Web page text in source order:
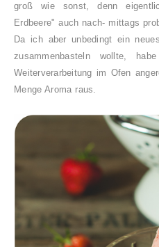
groß wie sonst, denn
Erdbeere" auch nach- mittags
Da ich aber unbedingt ein
zusammenbasteln wollte,
Weiterverarbeitung im Ofen
Menge Aroma raus.